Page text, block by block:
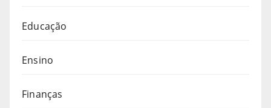
Educação
Ensino
Finanças